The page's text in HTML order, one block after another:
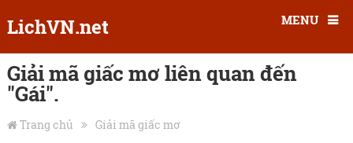
LichVN.net MENU
Giải mã giấc mơ liên quan đến
"Gái".
Trang chủ Giải mã giấc mơ